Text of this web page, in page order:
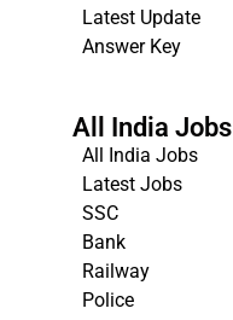
Latest Update
Answer Key
All India Jobs
All India Jobs
Latest Jobs
SSC
Bank
Railway
Police